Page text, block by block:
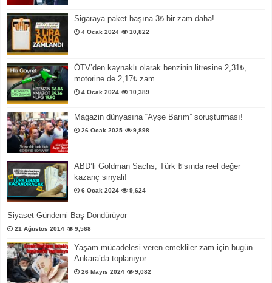
Sigaraya paket başına 3₺ bir zam daha!
4 Ocak 2024 10,822
ÖTV’den kaynaklı olarak benzinin litresine 2,31₺,
motorine de 2,17₺ zam
4 Ocak 2024 10,389
Magazin dünyasına “Ayşe Barım” soruşturması!
26 Ocak 2025 9,898
ABD’li Goldman Sachs, Türk ₺’sında reel değer
kazanç sinyali!
6 Ocak 2024 9,624
Siyaset Gündemi Baş Döndürüyor
21 Ağustos 2014 9,568
Yaşam mücadelesi veren emekliler zam için bugün
Ankara’da toplanıyor
26 Mayıs 2024 9,082